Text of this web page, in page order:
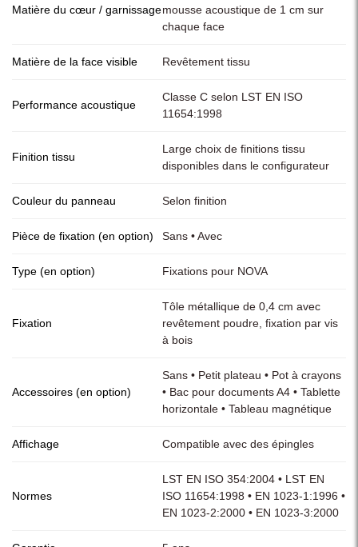
Matière du cœur / garnissagemousse acoustique de 1 cm sur
chaque face
Matière de la face visible Revêtement tissu
Performance acoustique
Classe C selon LST EN ISO
11654:1998
Finition tissu
Large choix de finitions tissu
disponibles dans le configurateur
Couleur du panneau Selon finition
Pièce de fixation (en option) Sans • Avec
Type (en option) Fixations pour NOVA
Fixation
Tôle métallique de 0,4 cm avec
revêtement poudre, fixation par vis
à bois
Accessoires (en option)
Sans • Petit plateau • Pot à crayons
• Bac pour documents A4 • Tablette
horizontale • Tableau magnétique
Affichage Compatible avec des épingles
Normes
LST EN ISO 354:2004 • LST EN
ISO 11654:1998 • EN 1023-1:1996 •
EN 1023-2:2000 • EN 1023-3:2000